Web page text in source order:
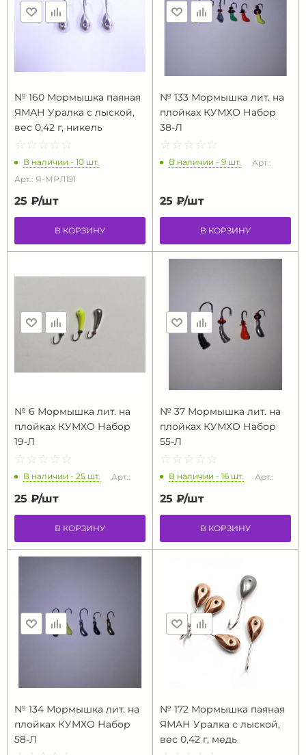
№ 160 Мормышка паяная
ЯМАН Уралка с лыской,
вес 0,42 г, никель
☆ ☆ ☆ ☆ ☆
★ ★ ★ ★ ★
В наличии - 10 шт.
Арт.: Я-МРЛ191
25 ₽/шт
В КОРЗИНУ
№ 133 Мормышка лит. на
плойках КУМХО Набор
38-Л
☆ ☆ ☆ ☆ ☆
★ ★ ★ ★ ★
В наличии - 9 шт. Арт.:
25 ₽/шт
В КОРЗИНУ
№ 6 Мормышка лит. на
плойках КУМХО Набор
19-Л
☆ ☆ ☆ ☆ ☆
★ ★ ★ ★ ★
В наличии - 25 шт. Арт.:
25 ₽/шт
В КОРЗИНУ
№ 37 Мормышка лит. на
плойках КУМХО Набор
55-Л
☆ ☆ ☆ ☆ ☆
★ ★ ★ ★ ★
В наличии - 16 шт. Арт.:
25 ₽/шт
В КОРЗИНУ
№ 134 Мормышка лит. на
плойках КУМХО Набор
58-Л
№ 172 Мормышка паяная
ЯМАН Уралка с лыской,
вес 0,42 г, медь